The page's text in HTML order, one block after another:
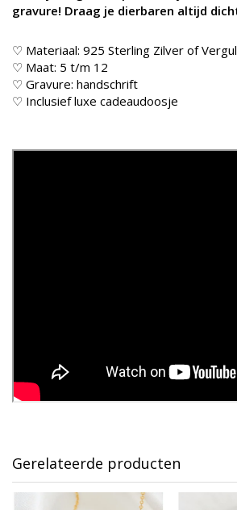
gravure! Draag je dierbaren altijd
♡ Materiaal: 925 Sterling Zilver of
♡ Maat: 5 t/m 12
♡ Gravure: handschrift
♡ Inclusief luxe cadeaudoosje
Gerelateerde producten